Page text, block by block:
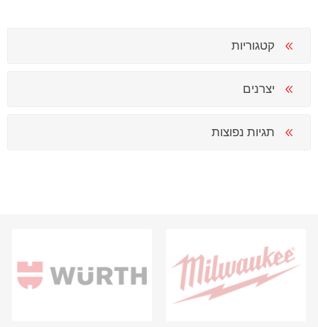
קטגוריות
יצרנים
תגיות נפוצות